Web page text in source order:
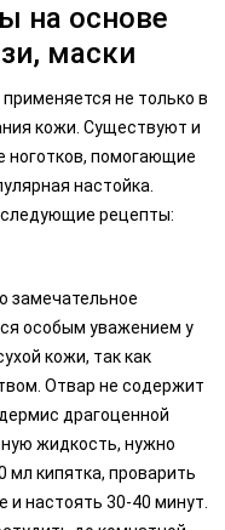
на основе
маски
не только в
кожи. Существуют и
ноготков, помогающие
настойка.
рецепты:
замечательное
особым уважением у
кожи, так как
Отвар не содержит
драгоценной
жидкость, нужно
мл кипятка, проварить
и настоять 30-40 минут.